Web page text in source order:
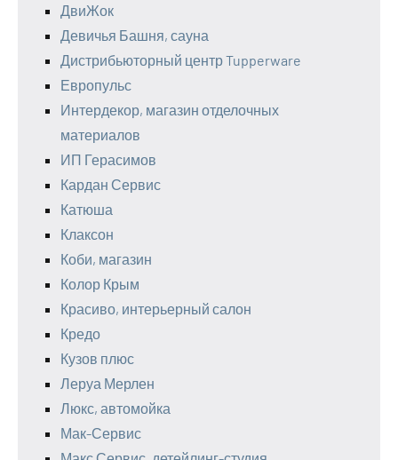
ДвиЖок
Девичья Башня, сауна
Дистрибьюторный центр Tupperware
Европульс
Интердекор, магазин отделочных
материалов
ИП Герасимов
Кардан Сервис
Катюша
Клаксон
Коби, магазин
Колор Крым
Красиво, интерьерный салон
Кредо
Кузов плюс
Леруа Мерлен
Люкс, автомойка
Мак-Сервис